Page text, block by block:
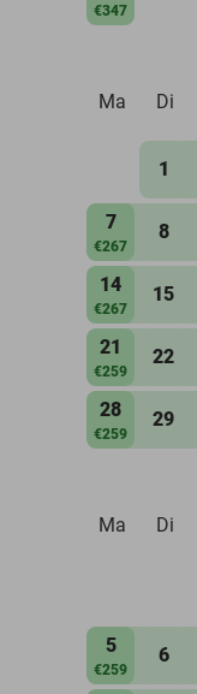
€347
Ma
Di
1
7
€267
8
14
€267
15
21
€259
22
28
€259
29
Ma
Di
5
€259
6